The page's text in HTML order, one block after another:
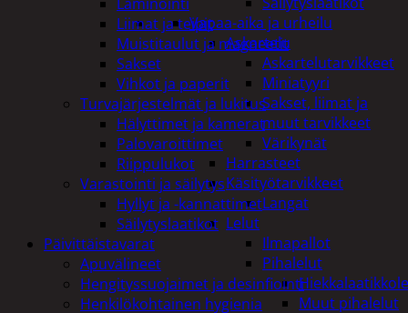
Vapaa-aika ja urheilu
Askartelu
Askartelutarvikkeet
Miniatyyri
Sakset, liimat ja
muut tarvikkeet
Värikynät
Harrasteet
Käsityötarvikkeet
Langat
Lelut
Ilmapallot
Pihalelut
Muut pihalelut
Liimat ja teipit
Muistitaulut ja magneetit
Sakset
Vihkot ja paperit
Turvajärjestelmät ja lukitus
Hälyttimet ja kamerat
Palovaroittimet
Riippulukot
Varastointi ja säilytys
Hyllyt ja -kannattimet
Säilytyslaatikot
Päivittäistavarat
Apuvälineet
Hengityssuojaimet ja desinfiointi
Henkilökohtainen hygienia